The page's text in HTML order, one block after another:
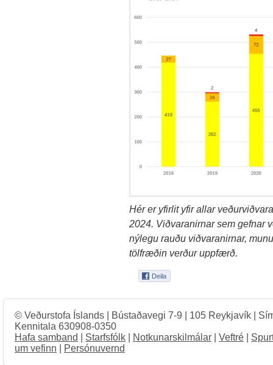
Hér er yfirlit yfir allar
2024. Viðvaranirnar sem gefnar
nýlegu rauðu viðvaranirnar,
tölfræðin verður uppfærð.
© Veðurstofa Íslands | Bústaðavegi 7-9 | 105 Reykjavík |
Kennitala 630908-0350
Hafa samband
Starfsfólk Notkunarskilmálar Veftré
um vefinn
Persónuvernd